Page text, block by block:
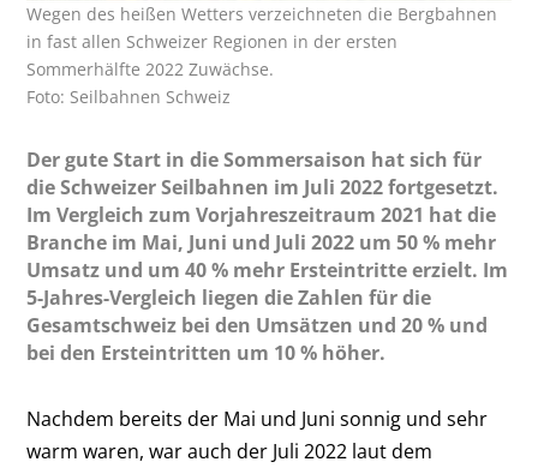
Wegen des heißen Wetters verzeichneten die Bergbahnen
in fast allen Schweizer Regionen in der ersten
Sommerhälfte 2022 Zuwächse.
Foto: Seilbahnen Schweiz
Der gute Start in die Sommersaison hat sich für
die Schweizer Seilbahnen im Juli 2022 fortgesetzt.
Im Vergleich zum Vorjahreszeitraum 2021 hat die
Branche im Mai, Juni und Juli 2022 um 50 % mehr
Umsatz und um 40 % mehr Ersteintritte erzielt. Im
5-Jahres-Vergleich liegen die Zahlen für die
Gesamtschweiz bei den Umsätzen und 20 % und
bei den Ersteintritten um 10 % höher.
Nachdem bereits der Mai und Juni sonnig und sehr
warm waren, war auch der Juli 2022 laut dem